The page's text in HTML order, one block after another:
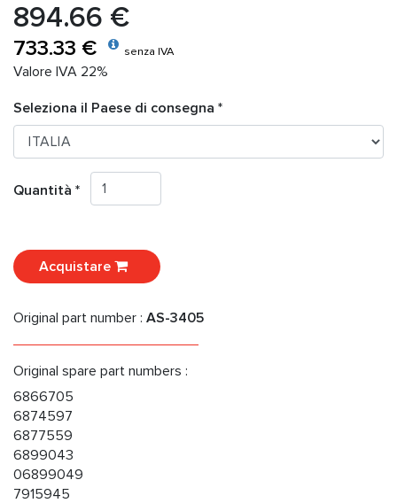
894.66 €
733.33 € senza IVA
Valore IVA 22%
Seleziona il Paese di consegna *
Quantità *
Acquistare
Original part number : AS-3405
Original spare part numbers :
6866705
6874597
6877559
6899043
06899049
7915945